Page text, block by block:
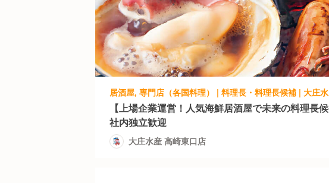
居酒屋, 専門店（各国料理） | 料理長・料理長候補 | 大庄
【上場企業運営！人気海鮮居酒屋で未来の料理長候
社内独立歓迎
大庄水産 高崎東口店